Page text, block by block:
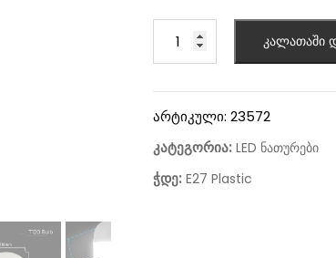
კალათაში
არტიკული: 23572
კატეგორია: LED ნათურები
ჭდე: E27 Plastic